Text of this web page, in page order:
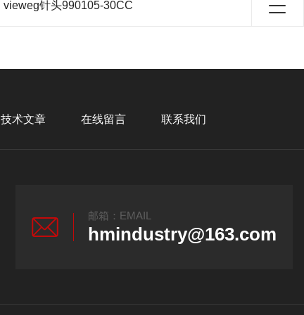
vieweg针头990105-30CC
技术文章 在线留言 联系我们
邮箱：EMAIL
hmindustry@163.com